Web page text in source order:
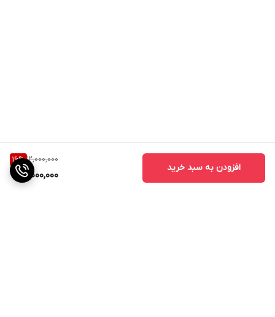
12,000,000
16%
10,000,000
افزودن به سبد خرید